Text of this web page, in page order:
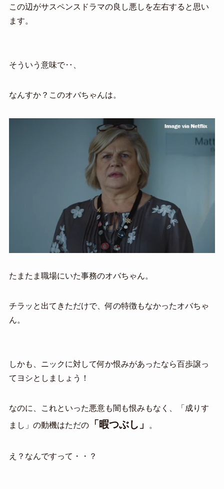
この辺がサスペンスドラマの良し悪しを左右すると思い
ます。
そういう意味で‥、
なんすか？このオバちゃんは。
たまたま職場にいた事務のオバちゃん。
チラッと出てきただけで、何の特徴もなかったオバちゃ
ん。
しかも、ニックに対して何か恨みがあったなら百歩譲っ
てヨシとしましょう！
なのに、これといった悪意も闇も恨みもなく、「成りす
まし」の動機はただの「暇つぶし」 。
え？なんですって・・？